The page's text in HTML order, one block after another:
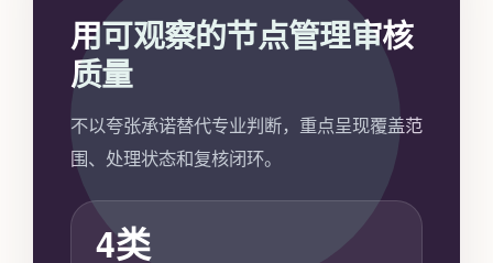
用可观察的节点管理审核
质量
不以夸张承诺替代专业判断，重点呈现覆盖范
围、处理状态和复核闭环。
4类